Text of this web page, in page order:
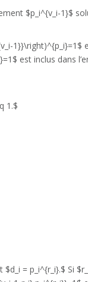
$p_i^{v_i-1}$
1}}\right)^{p_i}=1$
est inclus dans
1.$
= p_i^{r_i}.$ Si